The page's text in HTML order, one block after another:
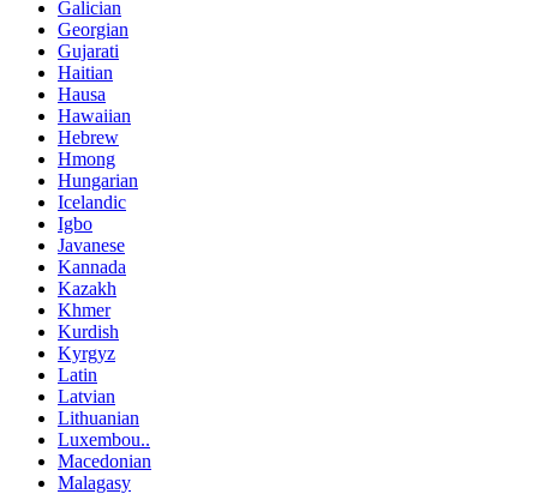
Galician
Georgian
Gujarati
Haitian
Hausa
Hawaiian
Hebrew
Hmong
Hungarian
Icelandic
Igbo
Javanese
Kannada
Kazakh
Khmer
Kurdish
Kyrgyz
Latin
Latvian
Lithuanian
Luxembou..
Macedonian
Malagasy